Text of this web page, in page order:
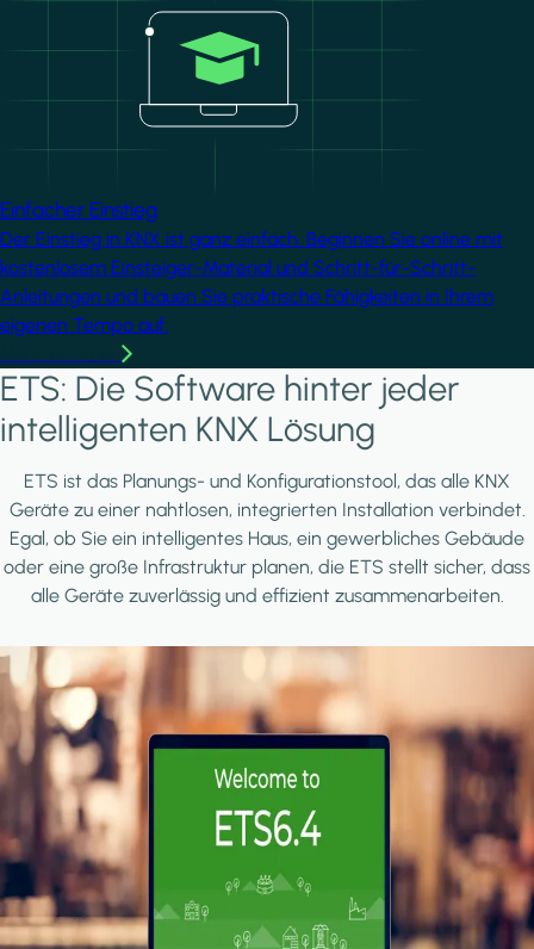
Einfacher Einstieg
Der Einstieg in KNX ist ganz einfach. Beginnen Sie online mit
kostenlosem Einsteiger-Material und Schritt-für-Schritt-
Anleitungen und bauen Sie praktische Fähigkeiten in Ihrem
eigenen Tempo auf.
ETS: Die Software hinter jeder
intelligenten KNX Lösung
ETS ist das Planungs- und Konfigurationstool, das alle KNX
Geräte zu einer nahtlosen, integrierten Installation verbindet.
Egal, ob Sie ein intelligentes Haus, ein gewerbliches Gebäude
oder eine große Infrastruktur planen, die ETS stellt sicher, dass
alle Geräte zuverlässig und effizient zusammenarbeiten.
Image